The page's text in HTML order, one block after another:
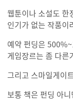
웹툰이나 소설도 한
인기가 없는 작품이
예약 펀딩은
게임장르는 좀 다른
그리고 스마일게이
보통 책은 펀딩 아